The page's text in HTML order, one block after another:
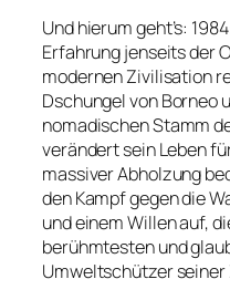
Und hierum geht’s:
Erfahrung jenseits der
modernen Zivilisation
Dschungel von Borneo
nomadischen Stamm
verändert sein Leben
massiver Abholzung
den Kampf gegen die
und einem Willen auf,
berühmtesten und
Umweltschützer